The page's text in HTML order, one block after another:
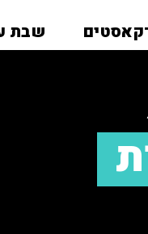
שבת